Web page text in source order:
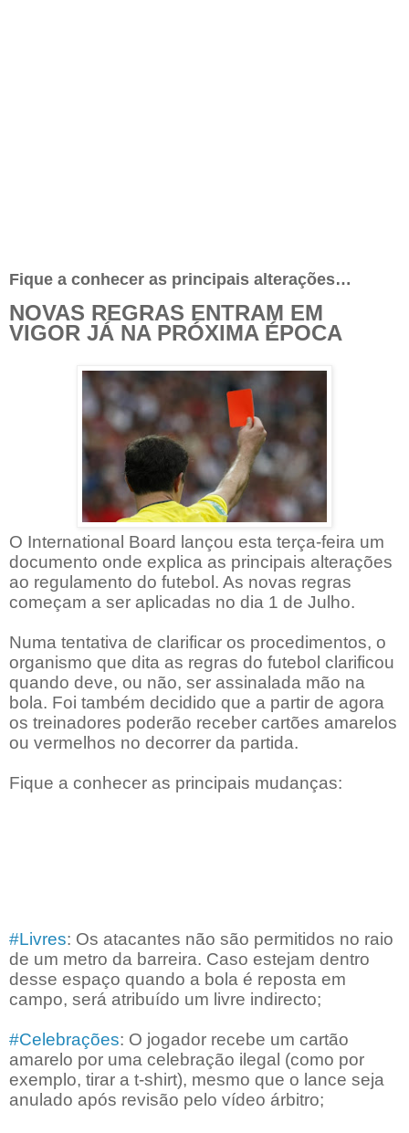
Fique a conhecer as principais alterações…
NOVAS REGRAS ENTRAM EM
VIGOR JÁ NA PRÓXIMA ÉPOCA
O International Board lançou esta terça-feira um
documento onde explica as principais alterações
ao regulamento do futebol. As novas regras
começam a ser aplicadas no dia 1 de Julho.
Numa tentativa de clarificar os procedimentos, o
organismo que dita as regras do futebol clarificou
quando deve, ou não, ser assinalada mão na
bola. Foi também decidido que a partir de agora
os treinadores poderão receber cartões amarelos
ou vermelhos no decorrer da partida.
Fique a conhecer as principais mudanças:
#Livres: Os atacantes não são permitidos no raio
de um metro da barreira. Caso estejam dentro
desse espaço quando a bola é reposta em
campo, será atribuído um livre indirecto;
#Celebrações: O jogador recebe um cartão
amarelo por uma celebração ilegal (como por
exemplo, tirar a t-shirt), mesmo que o lance seja
anulado após revisão pelo vídeo árbitro;